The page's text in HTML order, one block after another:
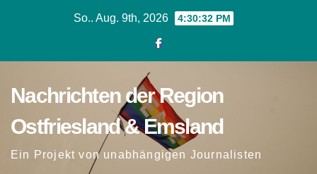
So.. Aug. 9th, 2026 4:30:33 PM
Nachrichten der Region
Ostfriesland & Emsland
Ein Projekt von unabhängigen Journalisten